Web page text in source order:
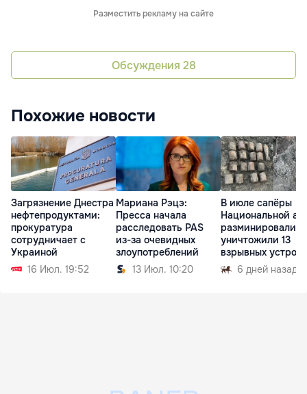
Разместить рекламу на сайте
Обсуждения 28
Похожие новости
Загрязнение Днестра
нефтепродуктами:
прокуратура
сотрудничает с
Украиной
16 Июл. 19:52
Мариана Рэцэ:
Пресса начала
расследовать PAS
из-за очевидных
злоупотреблений
13 Июл. 10:20
В июле сапёры
Национальной
разминировали и
уничтожили 13
взрывных
6 дней назад